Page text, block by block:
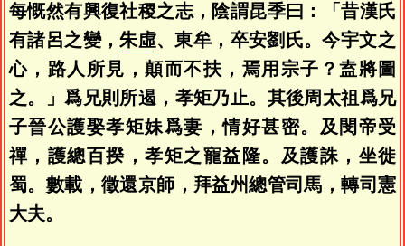
每慨然有興復社稷之志，陰謂昆季曰：「昔漢氏
有諸呂之變，朱虛、東牟，卒安劉氏。今宇文之
心，路人所見，顛而不扶，焉用宗子？盍將圖
之。」爲兄則所遏，孝矩乃止。其後周太祖爲兄
子晉公護娶孝矩妹爲妻，情好甚密。及閔帝受
禪，護總百揆，孝矩之寵益隆。及護誅，坐徙
蜀。數載，徵還京師，拜益州總管司馬，轉司憲
大夫。